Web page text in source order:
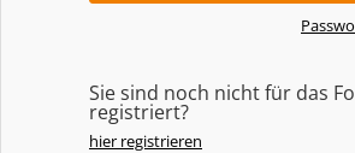
Sie sind noch nicht für das
registriert?
hier registrieren